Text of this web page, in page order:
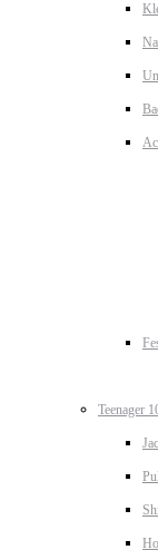
Teenager